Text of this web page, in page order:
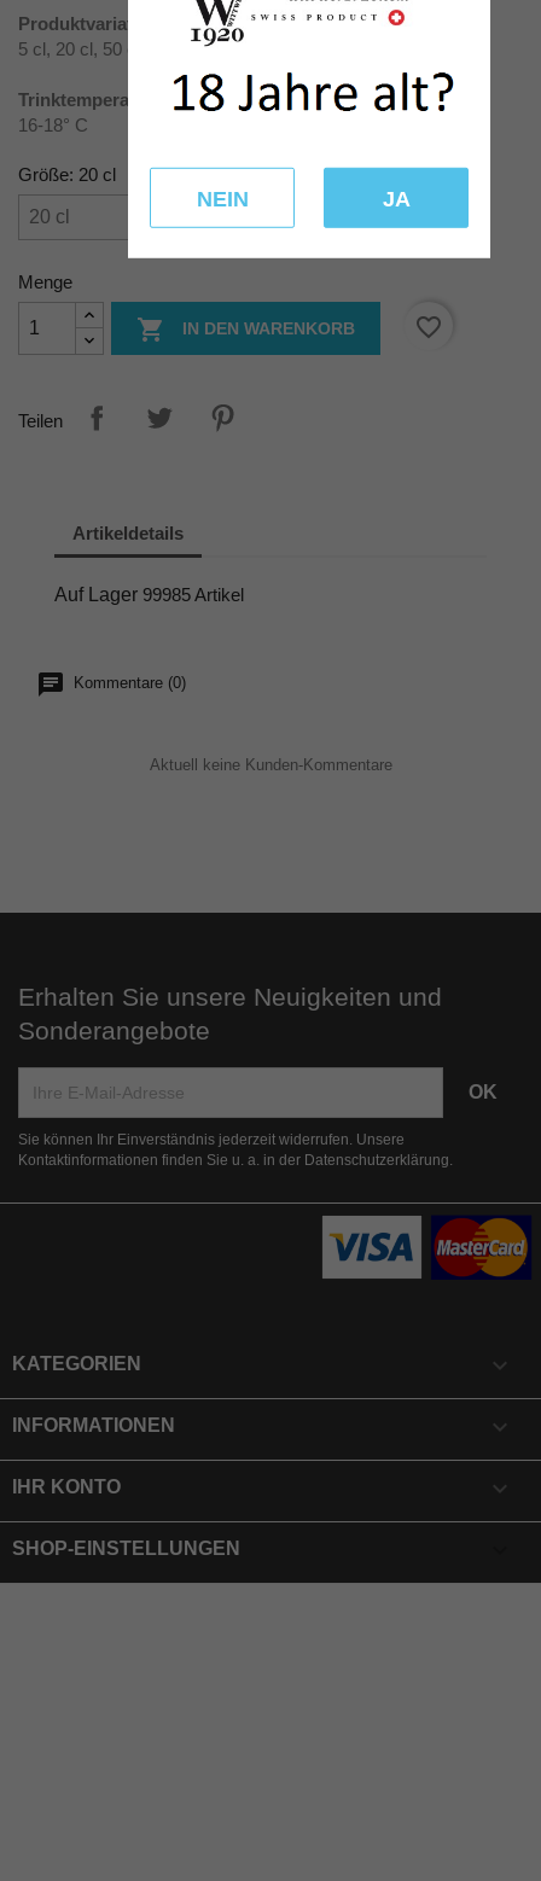
NEIN JA
Produktvariationen
5 cl, 20 cl, 50 cl, 70 cl, 100 cl
Trinktemperatur
16-18° C
Größe: 20 cl
Menge
 IN DEN WARENKORB favorite_border
Teilen
Artikeldetails
Auf Lager 99985 Artikel
Kommentare (0)
Aktuell keine Kunden-Kommentare
Erhalten Sie unsere Neuigkeiten und
Sonderangebote
Sie können Ihr Einverständnis jederzeit widerrufen. Unsere
Kontaktinformationen finden Sie u. a. in der Datenschutzerklärung.
KATEGORIEN 
INFORMATIONEN 
IHR KONTO 
SHOP-EINSTELLUNGEN